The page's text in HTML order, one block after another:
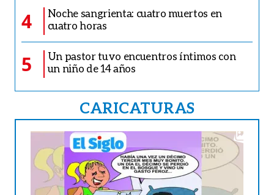
4
Noche sangrienta: cuatro muertos en
cuatro horas
5
Un pastor tuvo encuentros íntimos con
un niño de 14 años
CARICATURAS